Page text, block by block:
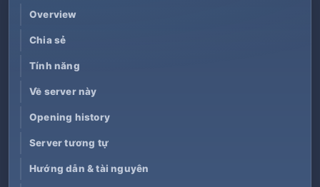
Overview
Chia sẻ
Tính năng
Về server này
Opening history
Server tương tự
Hướng dẫn & tài nguyên